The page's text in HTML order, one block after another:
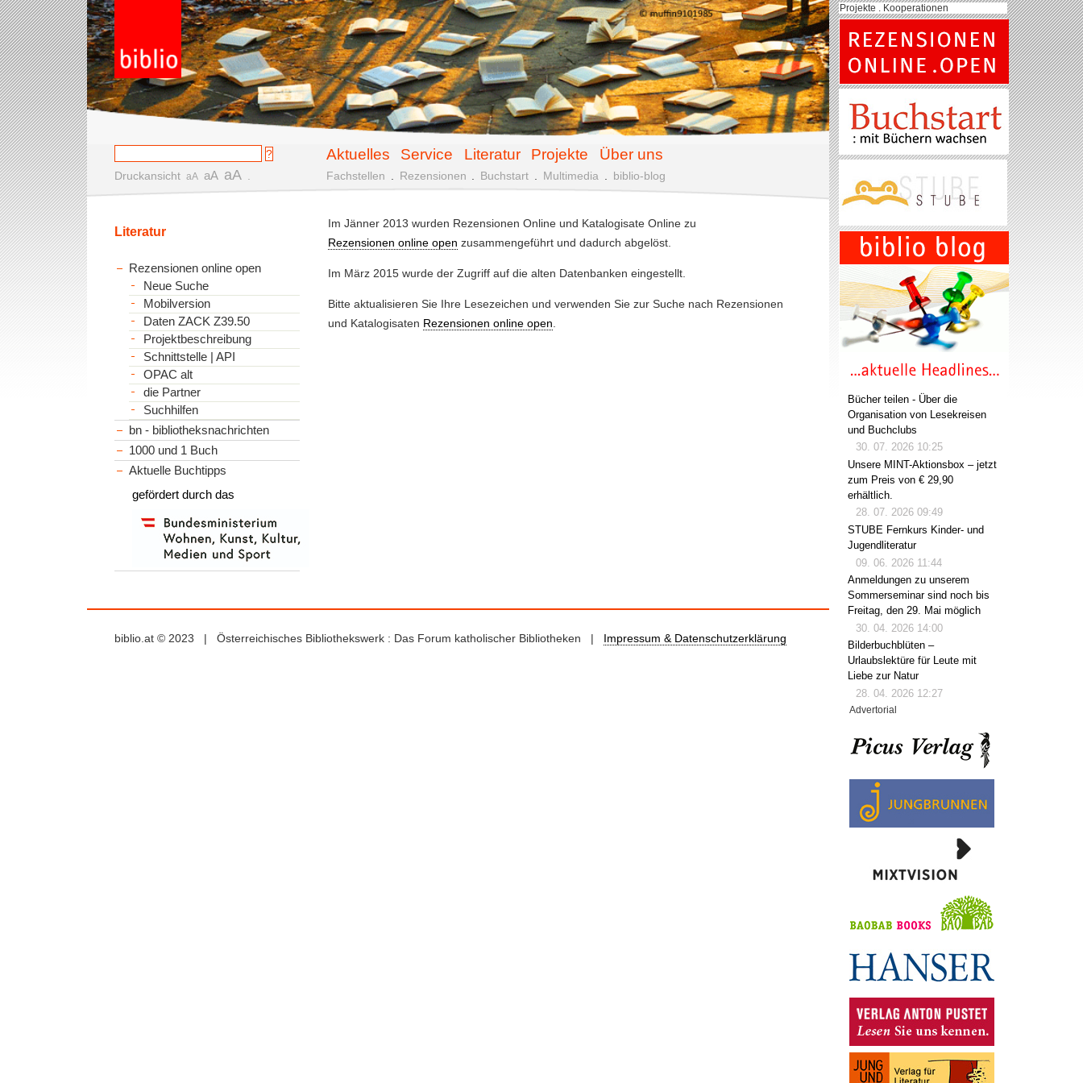
Aktuelles Service Literatur Projekte Über uns
Druckansicht aA aA aA Fachstellen Rezensionen Buchstart Multimedia biblio-blog
Im Jänner 2013 wurden Rezensionen Online und Katalogisate Online zu
Rezensionen online open zusammengeführt und dadurch abgelöst.
Im März 2015 wurde der Zugriff auf die alten Datenbanken eingestellt.
Bitte aktualisieren Sie Ihre Lesezeichen und verwenden Sie zur Suche nach Rezensionen
und Katalogisaten Rezensionen online open
Literatur
Rezensionen online open
Neue Suche
Mobilversion
Daten ZACK Z39.50
Projektbeschreibung
Schnittstelle | API
OPAC alt
die Partner
Suchhilfen
bn - bibliotheksnachrichten
1000 und 1 Buch
Aktuelle Buchtipps
gefördert durch das
biblio.at © 2023 | Österreichisches Bibliothekswerk : Das Forum katholischer Bibliotheken | Impressum & Datenschutzerklärung
Projekte . Kooperationen
Bücher teilen - Über die
Organisation von Lesekreisen
und Buchclubs
30. 07. 2026 10:25
Unsere MINT-Aktionsbox – jetzt
zum Preis von € 29,90
erhältlich.
28. 07. 2026 09:49
STUBE Fernkurs Kinder- und
Jugendliteratur
09. 06. 2026 11:44
Anmeldungen zu unserem
Sommerseminar sind noch bis
Freitag, den 29. Mai möglich
30. 04. 2026 14:00
Bilderbuchblüten –
Urlaubslektüre für Leute mit
Liebe zur Natur
28. 04. 2026 12:27
Advertorial